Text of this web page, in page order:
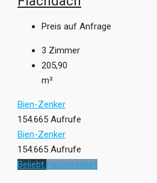
Preis auf Anfrage
3 Zimmer
205,90
m²
Bien-Zenker
154.665 Aufrufe
Bien-Zenker
154.665 Aufrufe
Beliebt Hausentwurf